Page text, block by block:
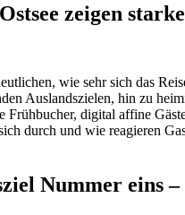
zeigen
wie sehr sich das
Auslandszielen, hin zu
Frühbucher, digital affine
durch und wie reagieren
Nummer eins